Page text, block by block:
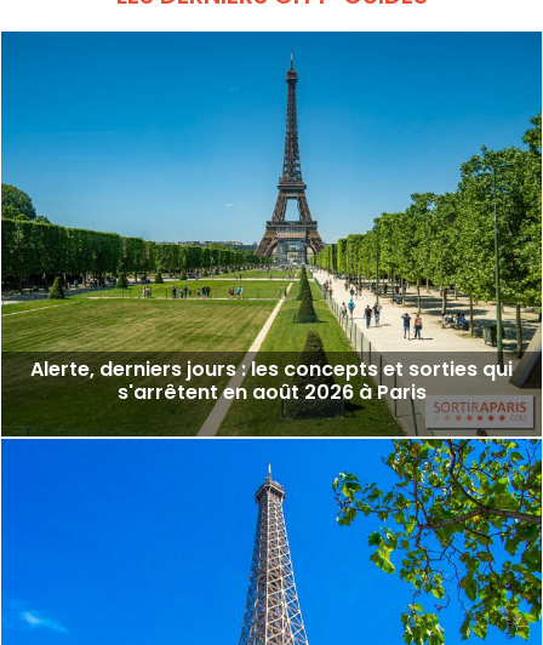
Alerte, derniers jours : les concepts et sorties qui
s'arrêtent en août 2026 à Paris